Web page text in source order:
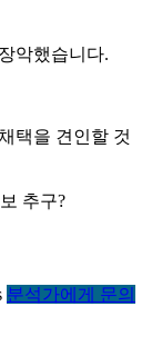
악했습니다.
택을 견인할 것
추구?
분석가에게 문의